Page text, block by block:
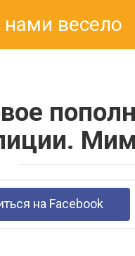
нами весело
на Facebook